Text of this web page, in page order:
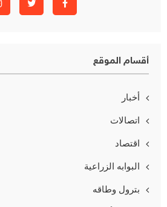
أقسام الموقع
أخبار
اتصالات
اقتصاد
البوابه الزراعية
بترول وطاقه